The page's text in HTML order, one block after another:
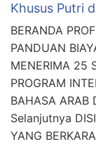
Khusus Putri
BERANDA
PANDUAN
MENERIMA 25
PROGRAM
BAHASA ARAB
Selanjutnya
YANG